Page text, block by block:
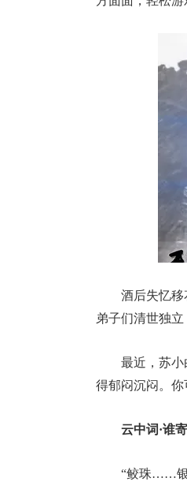
酒后失忆
弟子们清世独立
最近，苏
得郁闷沉闷。你
云中词·谁
“鲛珠……